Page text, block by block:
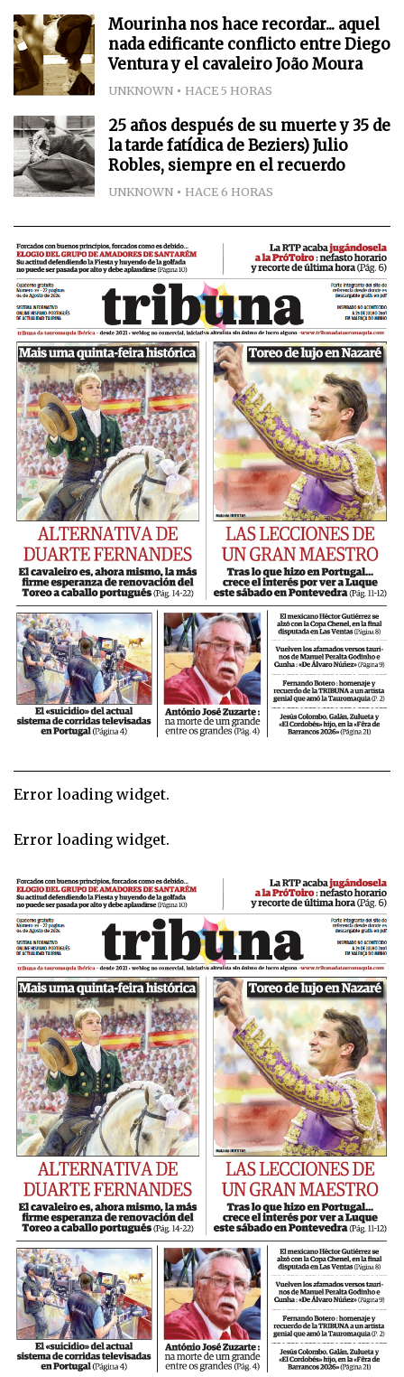
Mourinha nos hace recordar... aquel
nada edificante conflicto entre Diego
Ventura y el cavaleiro João Moura
UNKNOWN HACE 5 HORAS
25 años después de su muerte y 35 de
la tarde fatídica de Beziers) Julio
Robles, siempre en el recuerdo
UNKNOWN HACE 6 HORAS
Error loading widget.
Error loading widget.